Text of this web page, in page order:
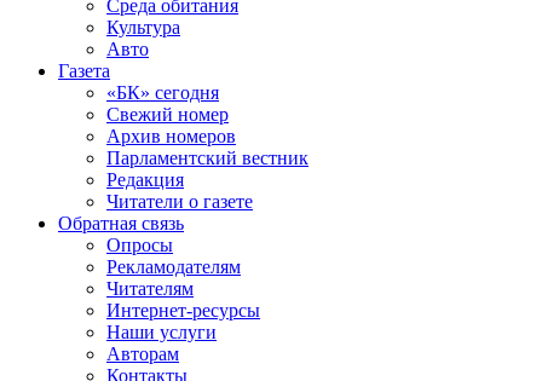
Среда обитания
Культура
Авто
Газета
«БК» сегодня
Свежий номер
Архив номеров
Парламентский вестник
Редакция
Читатели о газете
Обратная связь
Опросы
Рекламодателям
Читателям
Интернет-ресурсы
Наши услуги
Авторам
Контакты